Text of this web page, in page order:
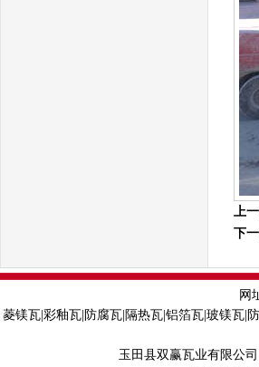
上
下
网
菱镁瓦|彩釉瓦|防腐瓦|隔热瓦|铝箔瓦|玻镁瓦|
玉田县双赢瓦业有限公